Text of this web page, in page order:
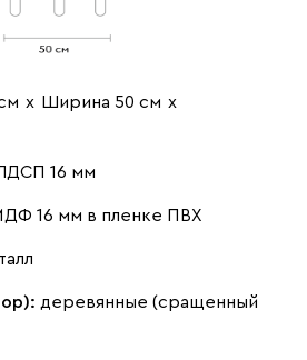
х Ширина 50 см х
16 мм
16 мм в пленке ПВХ
деревянные (сращенный